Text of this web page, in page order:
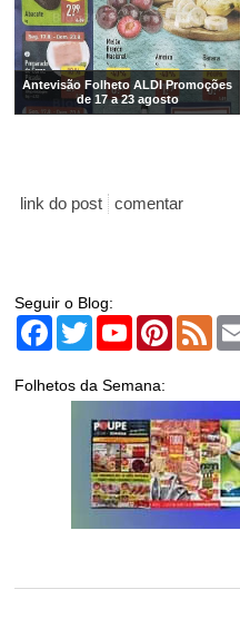
Antevisão Folheto ALDI Promoções
de 17 a 23 agosto
link do post comentar
Seguir o Blog:
Facebook
TwitterYouTubePinterest
Folhetos da Semana: